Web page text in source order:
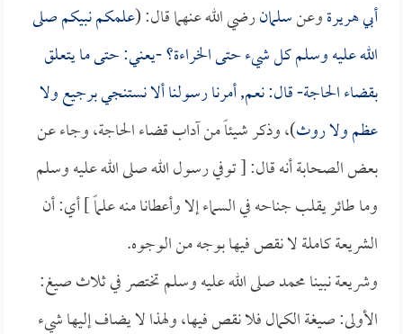
أبي هريرةوعنسلمانرضي الله عنهما قال: (علمكم نبيكم صلى
الله عليه وسلم كل شيء حتى الخراءة؟ -يعني: حتى ما يتعلق
بقضاء الحاجة- قال: نعم, أمرنا رسولنا ألا نستنجي برجيع ولا
عظم ولا روث)، وذكر شيئاً من آداب قضاء الحاجة، وجاء عن
بعض الصحابة أنه قال: [ توفي رسول الله صلى الله عليه وسلم
وما طائر يقلب جناحه في السماء إلا وأعطانا منه علماً ] أي: أن
الشريعة كاملة لا نقص فيها بوجه من الوجوه.
وشريعة نبينا محمد صلى الله عليه وسلم تختصر في ثلاث صيغ:
الأولى: صيغة الكمال فلا نقص فيها، ولهذا لا يضاف إليها شيء